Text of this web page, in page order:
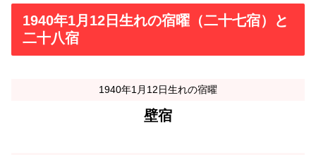
1940年1月12日生れの宿曜（二十七宿）と
二十八宿
1940年1月12日生れの宿曜
壁宿